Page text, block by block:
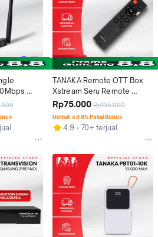
Komputer
TANAKA Remote OTT Box
Xstream Seru Remote
Android TV Box Multi Mode
Smart Navigation
Rp75.000 Rp105.000
Hemat s.d 8% Pakai Bonus
4.9 70+ terjual